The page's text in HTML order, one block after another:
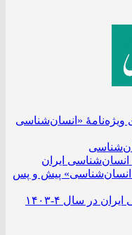
ویژه‌نامۀ «انسان‌شناسی
ایران
انسان‌شناسی» پیش و پس
در سال ۴-۱۴۰۳